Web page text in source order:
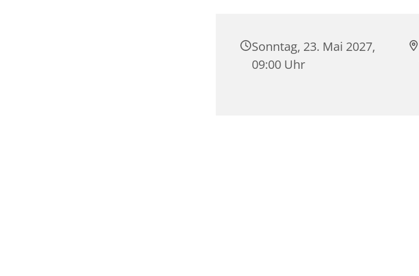
Sonntag, 23. Mai 2027,
09:00 Uhr